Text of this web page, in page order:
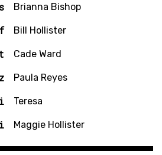
Brianna Bishop
Bill Hollister
Cade Ward
Paula Reyes
Teresa
Maggie Hollister